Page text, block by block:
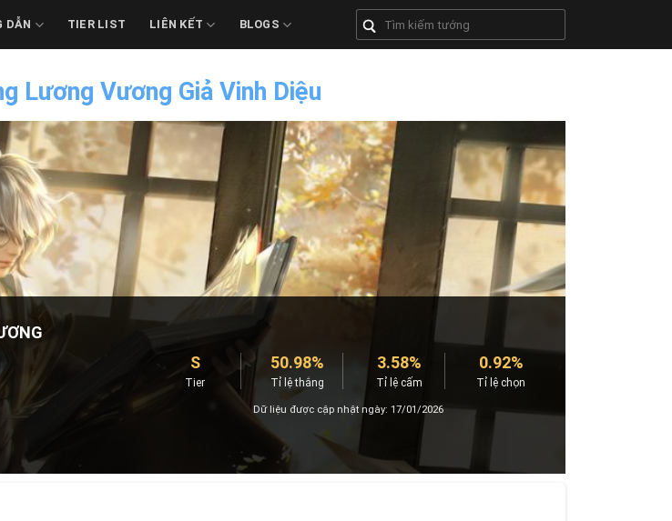
DẪN TIER LIST LIÊN KẾT BLOGS
Lương Vương Giả Vinh Diệu
S
Tier
50.98%
Tỉ lệ thắng
3.58%
Tỉ lệ cấm
0.92%
Tỉ lệ chọn
Dữ liệu được cập nhật ngày: 17/01/2026